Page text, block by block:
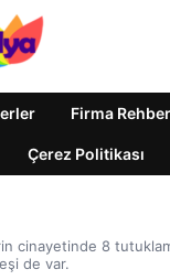
Firma
Çerez Politikası
cinayetinde 8
de var.